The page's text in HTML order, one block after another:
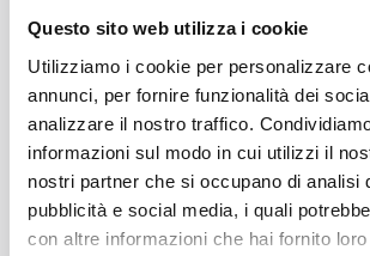
Questo sito web utilizza i cookie
Utilizziamo i cookie per personalizzare
annunci, per fornire funzionalità dei
analizzare il nostro traffico.
informazioni sul modo in cui utilizzi il
nostri partner che si occupano di analisi
pubblicità e social media, i quali
con altre informazioni che hai fornito
focalizzarsi su obiettivi specifici e
piano d’azione personalizzato per
propri traguardi professionali. È
unservizio di Career Coaching
Spendibilità del
La spendibilità del Master in